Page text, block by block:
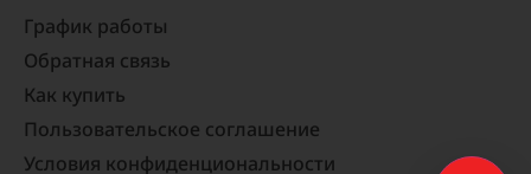
График работы
Обратная связь
Как купить
Пользовательское соглашение
Условия конфиденциональности